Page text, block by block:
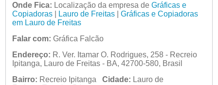
Onde Fica: Localização da empresa de Gráficas e
Copiadoras| Lauro de Freitas| Gráficas e Copiadoras
em Lauro de Freitas
Falar com: Gráfica Falcão
Endereço: R. Ver. Itamar O. Rodrigues, 258 - Recreio
Ipitanga, Lauro de Freitas - BA, 42700-580, Brasil
Bairro: Recreio Ipitanga Cidade: Lauro de